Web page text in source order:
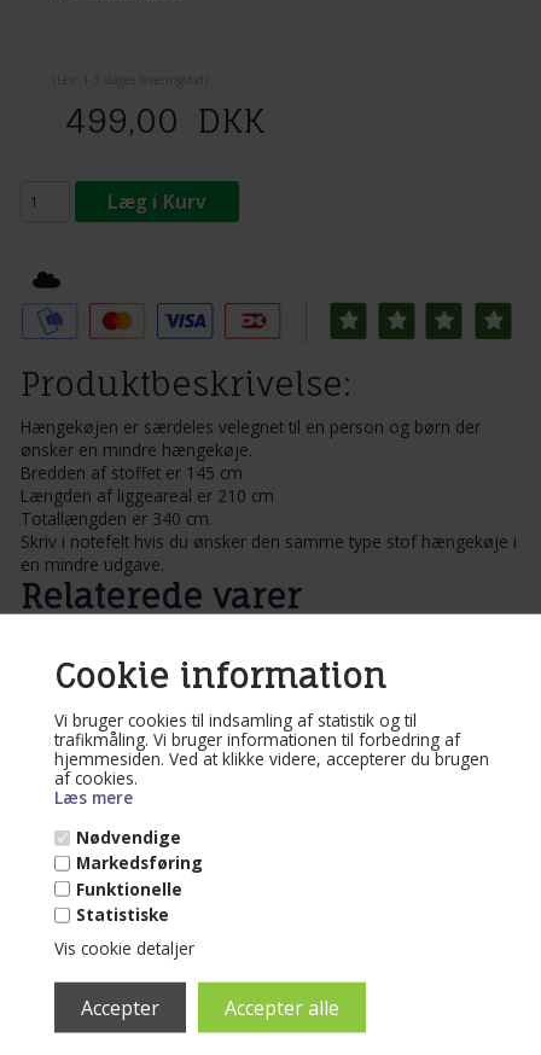
Cookie information
Vi bruger cookies til indsamling af statistik og til
trafikmåling. Vi bruger informationen til forbedring af
hjemmesiden. Ved at klikke videre, accepterer du brugen
af cookies.
Læs mere
Nødvendige
Markedsføring
Funktionelle
Statistiske
Vis cookie detaljer
499,00 DKK
Læg i Kurv
Produktbeskrivelse:
Hængekøjen er særdeles velegnet til en person og børn der
ønsker en mindre hængekøje.
Bredden af stoffet er 145 cm
Længden af liggeareal er 210 cm
Totallængden er 340 cm.
Skriv i notefelt hvis du ønsker den samme type stof hængekøje i
en mindre udgave.
Relaterede varer
Ternet Stof
Hængekøje med 80
cm rundstokke
Mere end 10 på lager